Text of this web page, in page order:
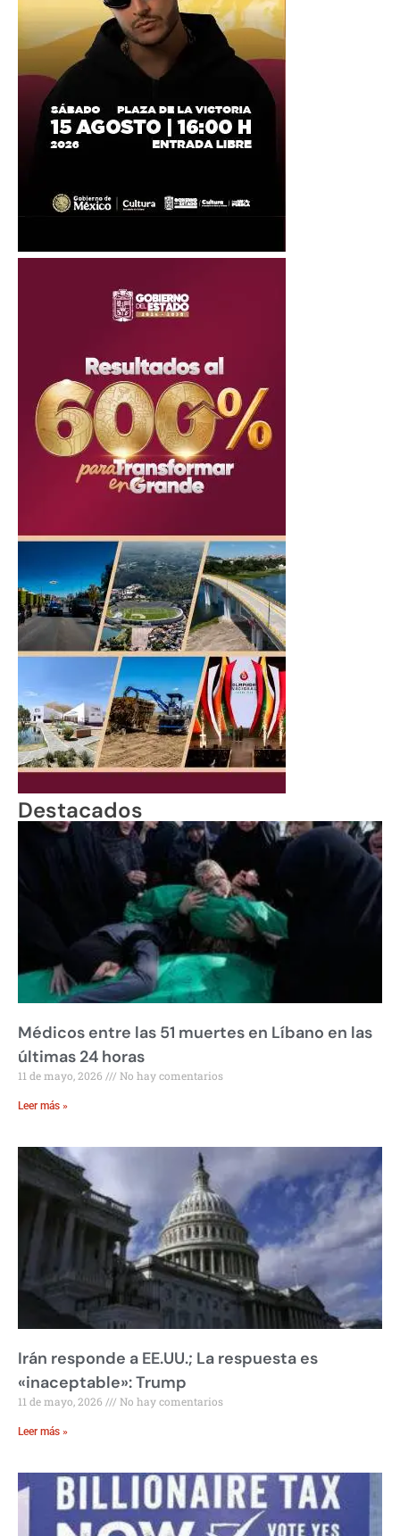
Destacados
Médicos entre las 51 muertes en Líbano en las
últimas 24 horas
11 de mayo, 2026 No hay comentarios
Leer más »
Irán responde a EE.UU.; La respuesta es
«inaceptable»: Trump
11 de mayo, 2026 No hay comentarios
Leer más »